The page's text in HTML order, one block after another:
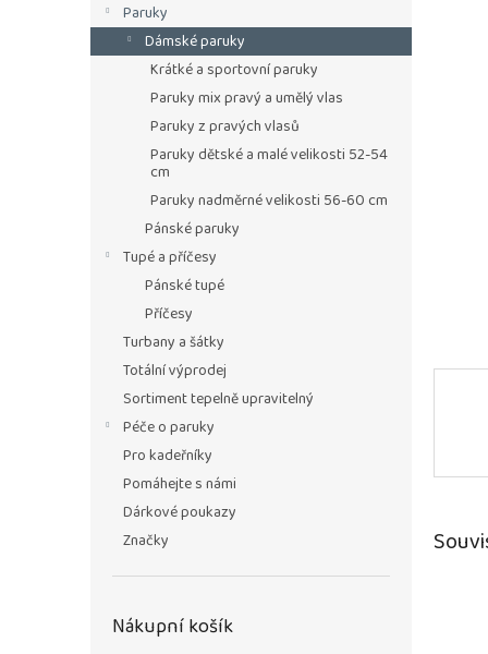
a
n
Paruky
Dámské paruky
Krátké a sportovní paruky
Paruky mix pravý a umělý vlas
Paruky z pravých vlasů
Paruky dětské a malé velikosti 52-54
cm
Paruky nadměrné velikosti 56-60 cm
Pánské paruky
Tupé a příčesy
Pánské tupé
Příčesy
Turbany a šátky
Totální výprodej
Sortiment tepelně upravitelný
Péče o paruky
Pro kadeřníky
Pomáhejte s námi
Dárkové poukazy
Značky
Nákupní košík